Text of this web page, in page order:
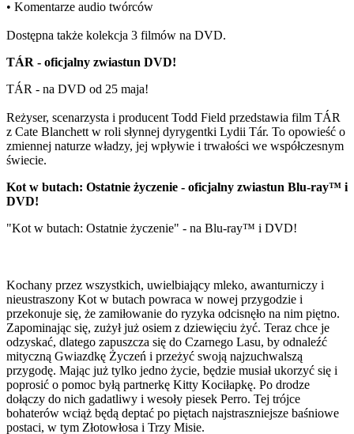
• Komentarze audio twórców
Dostępna także kolekcja 3 filmów na DVD.
TÁR - oficjalny zwiastun DVD!
TÁR - na DVD od 25 maja!
Reżyser, scenarzysta i producent Todd Field przedstawia film TÁR
z Cate Blanchett w roli słynnej dyrygentki Lydii Tár. To opowieść o
zmiennej naturze władzy, jej wpływie i trwałości we współczesnym
świecie.
Kot w butach: Ostatnie życzenie - oficjalny zwiastun Blu-ray™ i
DVD!
"Kot w butach: Ostatnie życzenie" - na Blu-ray™ i DVD!
Kochany przez wszystkich, uwielbiający mleko, awanturniczy i
nieustraszony Kot w butach powraca w nowej przygodzie i
przekonuje się, że zamiłowanie do ryzyka odcisnęło na nim piętno.
Zapominając się, zużył już osiem z dziewięciu żyć. Teraz chce je
odzyskać, dlatego zapuszcza się do Czarnego Lasu, by odnaleźć
mityczną Gwiazdkę Życzeń i przeżyć swoją najzuchwalszą
przygodę. Mając już tylko jedno życie, będzie musiał ukorzyć się i
poprosić o pomoc byłą partnerkę Kitty Kociłapkę. Po drodze
dołączy do nich gadatliwy i wesoły piesek Perro. Tej trójce
bohaterów wciąż będą deptać po piętach najstraszniejsze baśniowe
postaci, w tym Złotowłosa i Trzy Misie.